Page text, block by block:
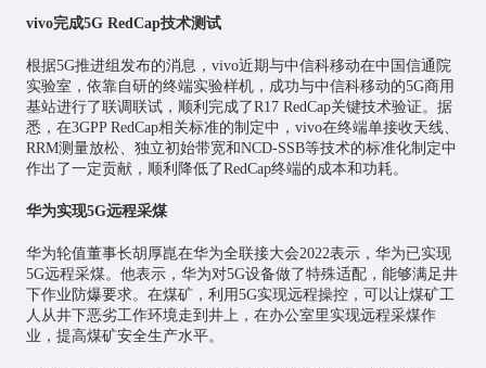
vivo完成5G RedCap技术测试
根据5G推进组发布的消息，vivo近期与中信科移动在中国信通院
实验室，依靠自研的终端实验样机，成功与中信科移动的5G商用
基站进行了联调联试，顺利完成了R17 RedCap关键技术验证。据
悉，在3GPP RedCap相关标准的制定中，vivo在终端单接收天线、
RRM测量放松、独立初始带宽和NCD-SSB等技术的标准化制定中
作出了一定贡献，顺利降低了RedCap终端的成本和功耗。
华为实现5G远程采煤
华为轮值董事长胡厚崑在华为全联接大会2022表示，华为已实现
5G远程采煤。他表示，华为对5G设备做了特殊适配，能够满足井
下作业防爆要求。在煤矿，利用5G实现远程操控，可以让煤矿工
人从井下恶劣工作环境走到井上，在办公室里实现远程采煤作
业，提高煤矿安全生产水平。